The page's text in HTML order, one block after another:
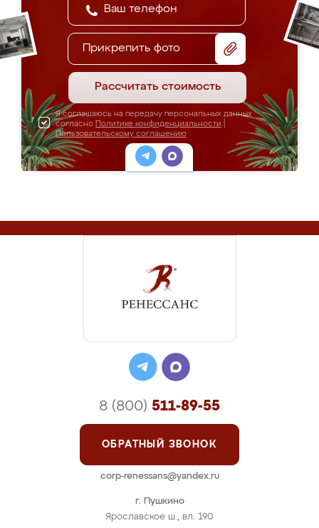
Прикрепить фото
Рассчитать стоимость
Я соглашаюсь на передачу персональных данных
согласно Политике конфиденциальности
Пользовательскому соглашению
г. Пушкино
Ярославское ш., вл. 190
8 (800) 511-89-55
ОБРАТНЫЙ ЗВОНОК
corp-renessans@yandex.ru